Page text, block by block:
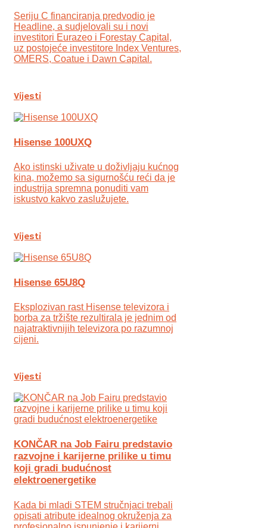
Seriju C financiranja predvodio je
Headline, a sudjelovali su i novi
investitori Eurazeo i Forestay Capital,
uz postojeće investitore Index Ventures,
OMERS, Coatue i Dawn Capital.
Vijesti
Hisense 100UXQ
Ako istinski uživate u doživljaju kućnog
kina, možemo sa sigurnošću reći da je
industrija spremna ponuditi vam
iskustvo kakvo zaslužujete.
Vijesti
Hisense 65U8Q
Eksplozivan rast Hisense televizora i
borba za tržište rezultirala je jednim od
najatraktivnijih televizora po razumnoj
cijeni.
Vijesti
KONČAR na Job Fairu predstavio
razvojne i karijerne prilike u timu
koji gradi budućnost
elektroenergetike
Kada bi mladi STEM stručnjaci trebali
opisati atribute idealnog okruženja za